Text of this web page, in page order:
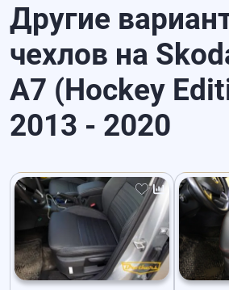
Другие
чехлов на
A7 (Hockey
2013 - 2020